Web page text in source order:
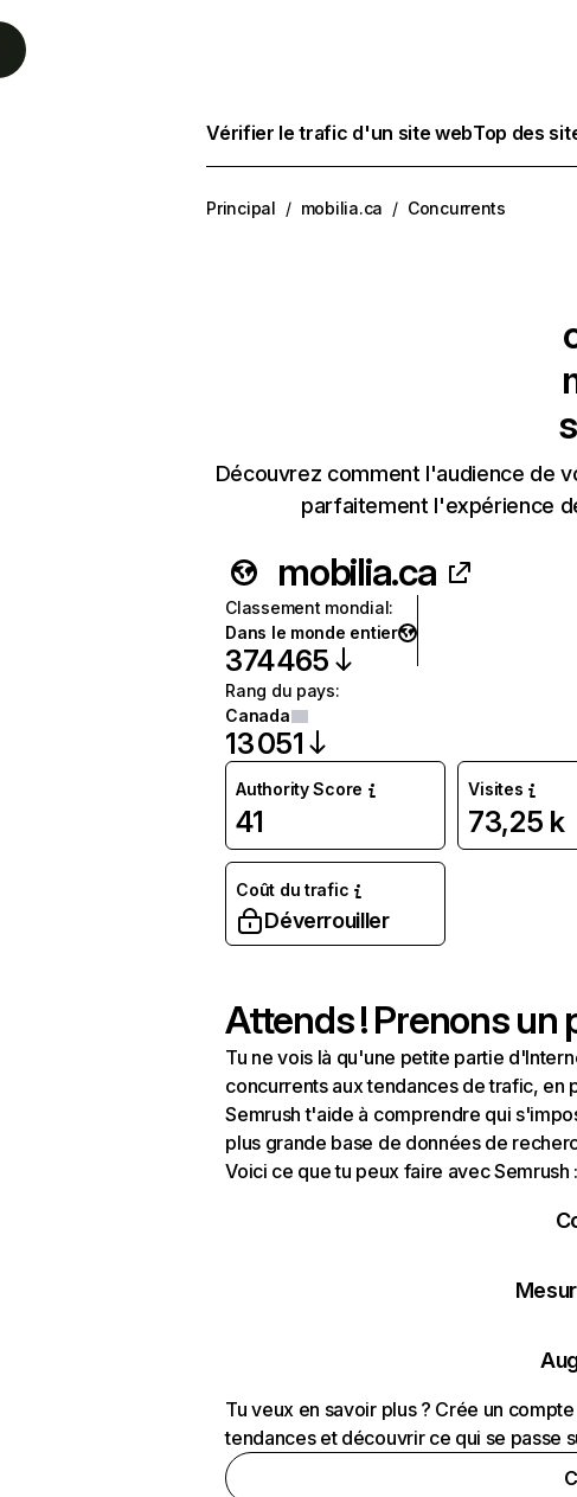
Vérifier le trafic d'un site webTop des
Principal / mobilia.ca / Concurrents
Découvrez comment l'audience de
parfaitement l'expérience
mobilia.ca
Classement mondial:
Dans le monde entier
374 465
Rang du pays:
Canada
13 051
Authority Score
41
Visites
73,25 k
Coût du trafic
Déverrouiller
Attends ! Prenons un
Tu ne vois là qu'une petite partie
concurrents aux tendances de trafic, en
Semrush t'aide à comprendre qui
plus grande base de données de
Voici ce que tu peux faire avec Semrush
Tu veux en savoir plus ? Crée un
tendances et découvrir ce qui se passe